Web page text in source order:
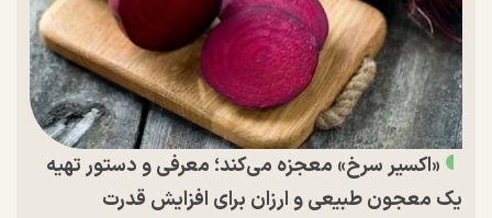
«اکسیر سرخ» معجزه می‌کند؛ معرفی و دستور تهیه
یک معجون طبیعی و ارزان برای افزایش قدرت